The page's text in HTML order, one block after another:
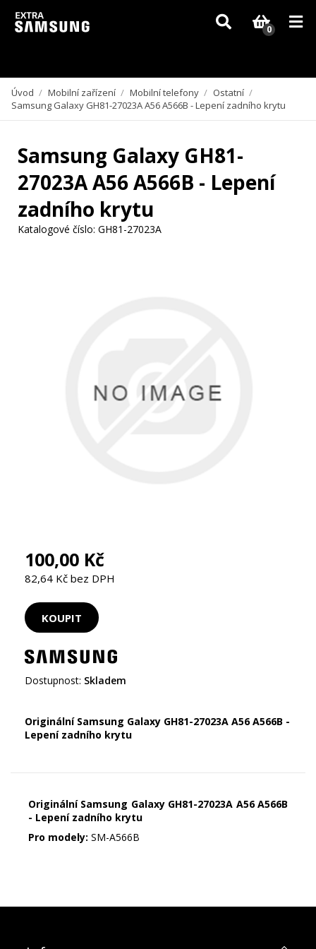
Vzhledem k aktuální situaci se může dodání dílů, které nejsou skladem,
zpozdit. Děkujeme za pochopení.
0
Úvod / Mobilní zařízení / Mobilní telefony / Ostatní /
Samsung Galaxy GH81-27023A A56 A566B - Lepení zadního krytu
Samsung Galaxy GH81-
27023A A56 A566B - Lepení
zadního krytu
Katalogové číslo: GH81-27023A
100,00 Kč
82,64 Kč bez DPH
Dostupnost: Skladem
Originální Samsung Galaxy GH81-27023A A56 A566B -
Lepení zadního krytu
Originální Samsung Galaxy GH81-27023A A56 A566B
- Lepení zadního krytu
Pro modely: SM-A566B